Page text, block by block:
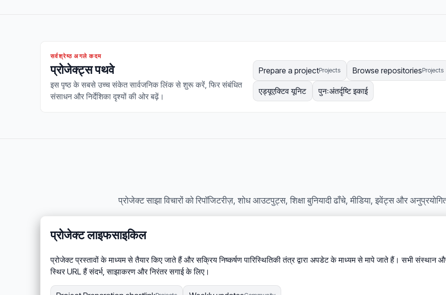
सर्वश्रेष्ठ अगले कदम
प्रोजेक्ट्स पथवे
इस पृष्ठ के सबसे उच्च संकेत सार्वजनिक लिंक से शुरू करें, फिर संबंधित
संसाधन और निर्देशिका दृश्यों की ओर बढ़ें।
Prepare a projectProjects Browse repositoriesProjects
एड्यूएक्टिव यूनिट पुनःअंतर्दृष्टि इकाई
प्रोजेक्ट साझा विचारों को रिपॉजिटरीज़, शोध आउटपुट्स, शिक्षा बुनियादी ढाँचे, मीडिया, इवेंट्स और
प्रोजेक्ट लाइफसाइकिल
प्रोजेक्ट प्रस्तावों के माध्यम से तैयार किए जाते हैं और सक्रिय निष्कर्षण पारिस्थितिकी तंत्र द्वारा अपडेट के माध्यम से मापे जाते हैं। सभी संस्थान
स्थिर URL हैं संदर्भ, साझाकरण और निरंतर सगाई के लिए।